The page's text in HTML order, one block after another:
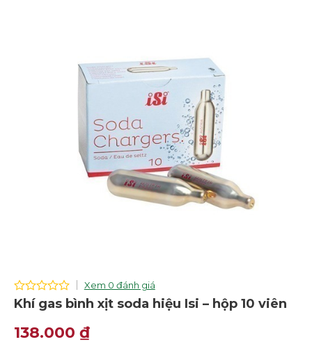
0
Xem 0 đánh giá
Khí gas bình xịt soda hiệu Isi – hộp 10 viên
138.000 ₫